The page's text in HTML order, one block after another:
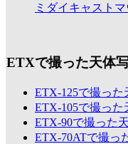
ミダイキャストマ
ETXで撮った天体
ETX-125で撮った
ETX-105で撮った
ETX-90で撮った
ETX-70ATで撮っ